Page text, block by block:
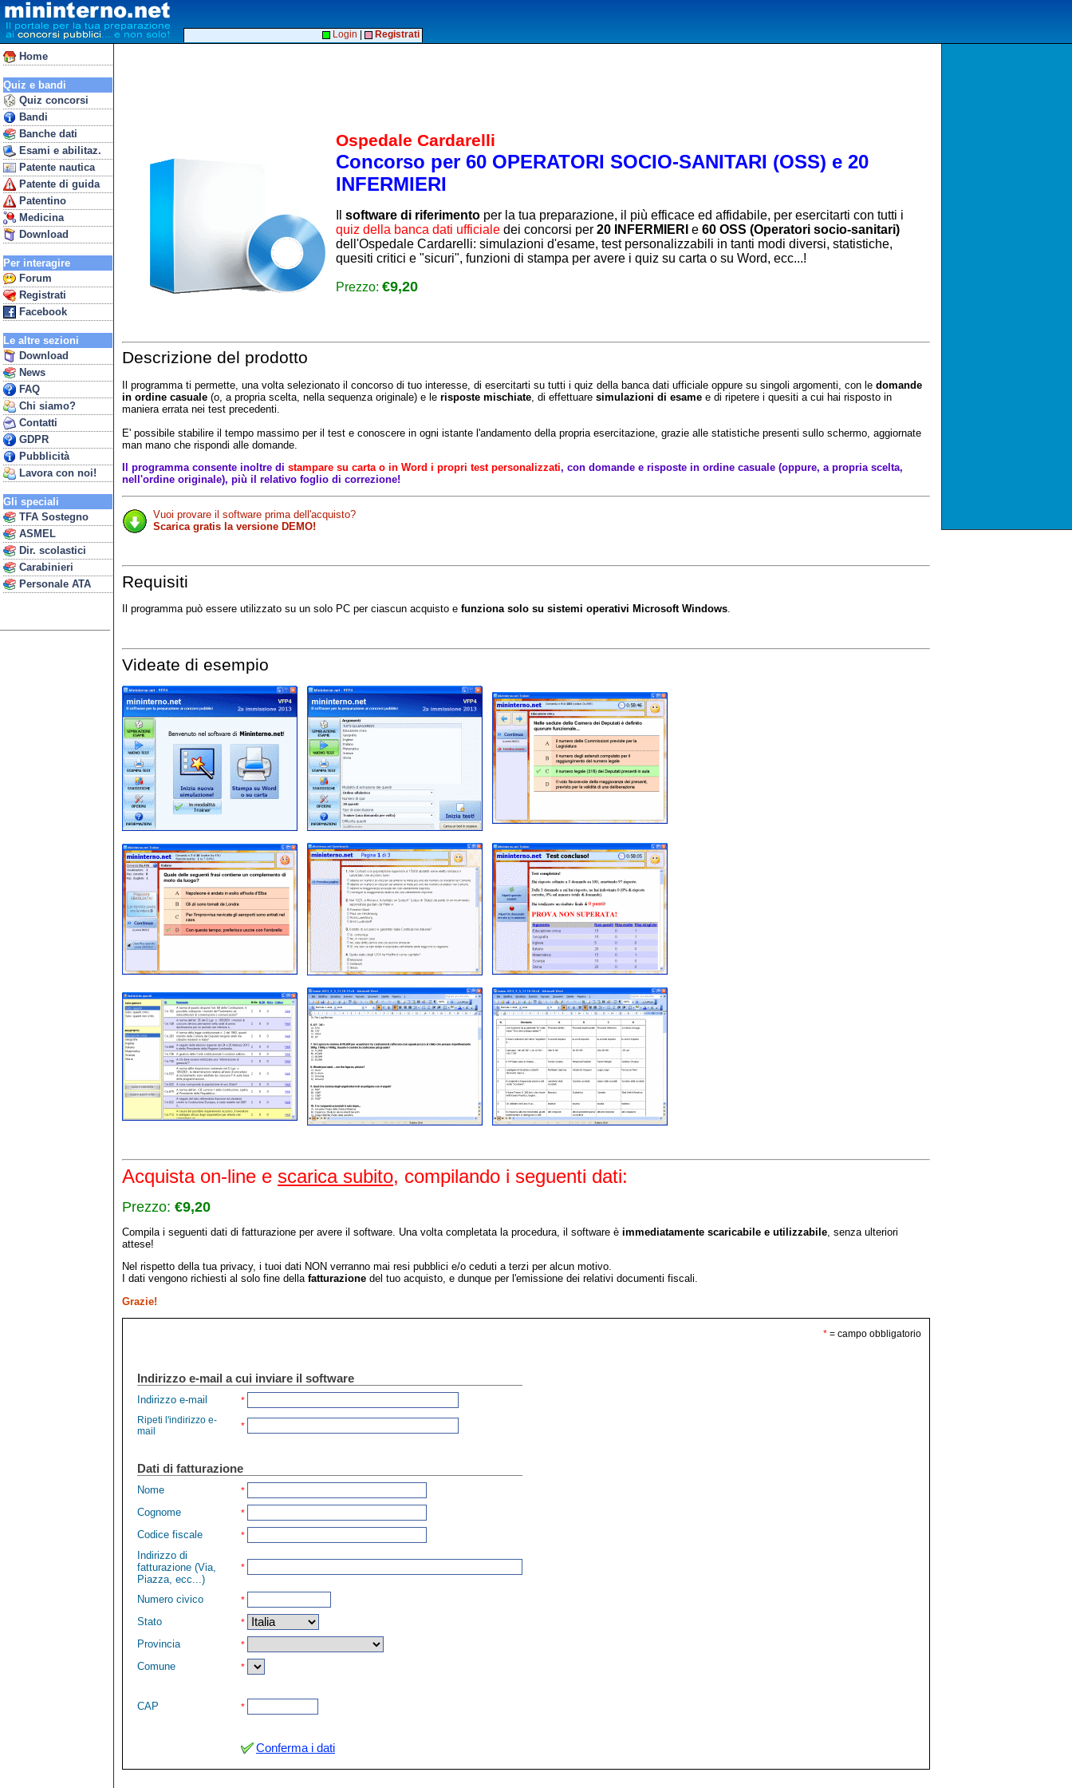
Home
Quiz e bandi
Quiz concorsi
Bandi
Banche dati
Esami e abilitaz.
Patente nautica
Patente di guida
Patentino
Medicina
Download
Per interagire
Forum
Registrati
Facebook
Le altre sezioni
Download
News
FAQ
Chi siamo?
Contatti
GDPR
Pubblicità
Lavora con noi!
Gli speciali
TFA Sostegno
ASMEL
Dir. scolastici
Carabinieri
Personale ATA
Login Registrati
Ospedale Cardarelli
Concorso per 60 OPERATORI SOCIO-SANITARI (OSS) e 20
INFERMIERI
software di riferimento per la tua preparazione, il più efficace ed affidabile, per esercitarti con tutti i
quiz della banca dati ufficiale dei concorsi per 20 INFERMIERI e 60 OSS (Operatori socio-sanitari)
dell'Ospedale Cardarelli: simulazioni d'esame, test personalizzabili in tanti modi diversi, statistiche,
quesiti critici e "sicuri", funzioni di stampa per avere i quiz su carta o su Word, ecc...!
Prezzo: €9,20
Descrizione del prodotto
Il programma ti permette, una volta selezionato il concorso di tuo interesse, di esercitarti su tutti i quiz della banca dati ufficiale oppure su singoli argomenti, con le domande
in ordine casuale (o, a propria scelta, nella sequenza originale) e le risposte mischiate , di effettuare simulazioni di esame e di ripetere i quesiti a cui hai risposto in
maniera errata nei test precedenti.
E' possibile stabilire il tempo massimo per il test e conoscere in ogni istante l'andamento della propria esercitazione, grazie alle statistiche presenti sullo schermo, aggiornate
man mano che rispondi alle domande.
Il programma consente inoltre di stampare su carta o in Word i propri test personalizzati, con domande e risposte in ordine casuale (oppure, a propria scelta,
nell'ordine originale), più il relativo foglio di correzione!
Vuoi provare il software prima dell'acquisto?
Scarica gratis la versione DEMO!
Requisiti
Il programma può essere utilizzato su un solo PC per ciascun acquisto e funziona solo su sistemi operativi Microsoft Windows.
Videate di esempio
Acquista on-line e scarica subito, compilando i seguenti dati:
Prezzo: €9,20
Compila i seguenti dati di fatturazione per avere il software. Una volta completata la procedura, il software è immediatamente scaricabile e utilizzabile , senza ulteriori
attese!
Nel rispetto della tua privacy, i tuoi dati NON verranno mai resi pubblici e/o ceduti a terzi per alcun motivo.
I dati vengono richiesti al solo fine della fatturazione del tuo acquisto, e dunque per l'emissione dei relativi documenti fiscali.
Grazie!
* = campo obbligatorio
Indirizzo e-mail a cui inviare il software
Indirizzo e-mail
*
Ripeti l'indirizzo e-
mail
*
Dati di fatturazione
Nome *
Cognome *
Codice fiscale *
Indirizzo di
fatturazione (Via,
Piazza, ecc...)
*
Numero civico *
Stato *
Provincia *
Comune *
CAP *
Conferma i dati